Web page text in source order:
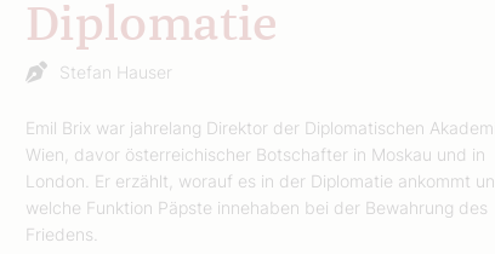
Diplomatie
Stefan Hauser
Emil Brix war jahrelang Direktor der Diplomatischen
Wien, davor österreichischer Botschafter in Moskau und in
London. Er erzählt, worauf es in der Diplomatie ankommt
welche Funktion Päpste innehaben bei der Bewahrung des
Friedens.